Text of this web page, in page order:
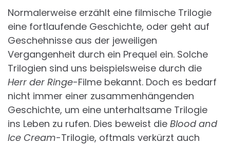
Normalerweise erzählt eine filmische Trilogie
eine fortlaufende Geschichte, oder geht auf
Geschehnisse aus der jeweiligen
Vergangenheit durch ein Prequel ein. Solche
Trilogien sind uns beispielsweise durch die
Herr der Ringe-Filme bekannt. Doch es bedarf
nicht immer einer zusammenhängenden
Geschichte, um eine unterhaltsame Trilogie
ins Leben zu rufen. Dies beweist die Blood and
Ice Cream-Trilogie, oftmals verkürzt auch